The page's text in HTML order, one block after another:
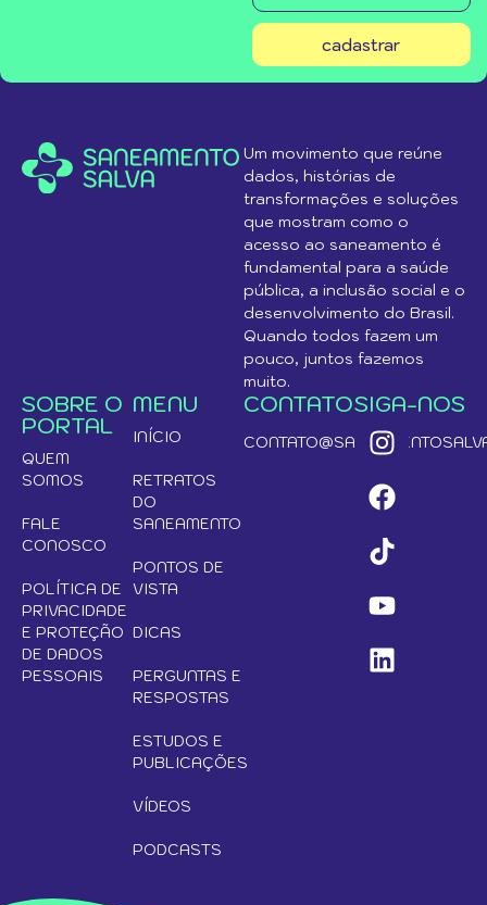
cadastrar
Um movimento que reúne
dados, histórias de
transformações e soluções
que mostram como o
acesso ao saneamento é
fundamental para a saúde
pública, a inclusão social e o
desenvolvimento do Brasil.
Quando todos fazem um
pouco, juntos fazemos
muito.
SOBRE O
PORTAL
QUEM
SOMOS
FALE
CONOSCO
POLÍTICA DE
PRIVACIDADE
E PROTEÇÃO
DE DADOS
PESSOAIS
MENU
INÍCIO
RETRATOS
DO
SANEAMENTO
PONTOS DE
VISTA
DICAS
PERGUNTAS E
RESPOSTAS
ESTUDOS E
PUBLICAÇÕES
VÍDEOS
PODCASTS
CONTATOSIGA-NOS